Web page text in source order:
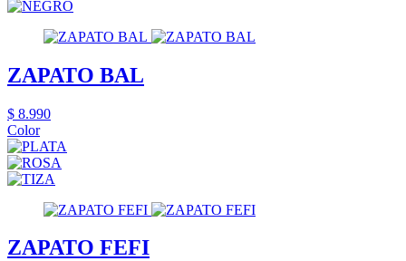
ZAPATO BAL
$ 8.990
Color
ZAPATO FEFI